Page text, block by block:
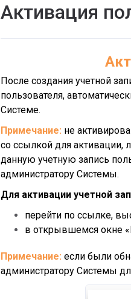
Активация
После создания учетной
пользователя,
Системе.
Примечание: не
со ссылкой для активации,
данную учетную запись
администратору Системы.
Для активации учетной
перейти по ссылке,
в открывшемся окне
Примечание: если были
администратору Системы